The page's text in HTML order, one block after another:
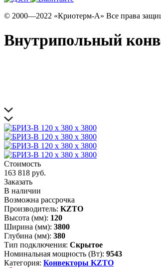
© 2000—2022 «Криотерм-А» Все права
Внутрипольный
Стоимость
163 818 руб.
Заказать
В наличии
Возможна рассрочка
Производитель: KZTO
Высота (мм): 120
Ширина (мм): 3800
Глубина (мм): 380
Тип подключения: Скрытое
Номинальная мощность (Вт): 9543
Категория: Конвекторы KZTO